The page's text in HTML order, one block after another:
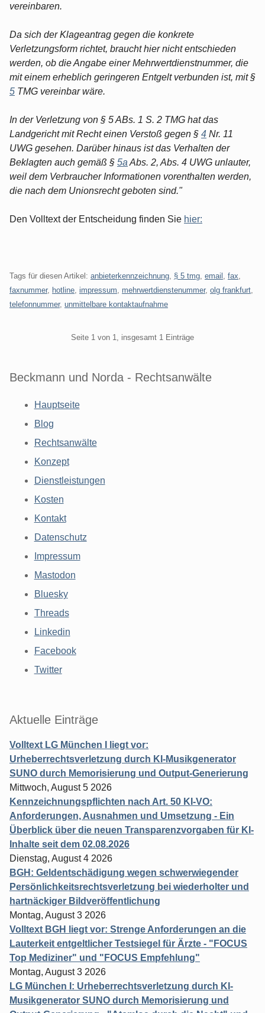
vereinbaren.
Da sich der Klageantrag gegen die konkrete
Verletzungsform richtet, braucht hier nicht entschieden
werden, ob die Angabe einer Mehrwertdienstnummer, die
mit einem erheblich geringeren Entgelt verbunden ist, mit §
5 TMG vereinbar wäre.
In der Verletzung von § 5 ABs. 1 S. 2 TMG hat das
Landgericht mit Recht einen Verstoß gegen § 4 Nr. 11
UWG gesehen. Darüber hinaus ist das Verhalten der
Beklagten auch gemäß § 5a Abs. 2, Abs. 4 UWG unlauter,
weil dem Verbraucher Informationen vorenthalten werden,
die nach dem Unionsrecht geboten sind."
Den Volltext der Entscheidung finden Sie hier:
Tags für diesen Artikel: anbieterkennzeichnung § 5 tmg email fax
faxnummer, hotline impressum mehrwertdienstenummer, olg frankfurt
telefonnummer, unmittelbare kontaktaufnahme
Seite 1 von 1, insgesamt 1 Einträge
Beckmann und Norda - Rechtsanwälte
Hauptseite
Blog
Rechtsanwälte
Konzept
Dienstleistungen
Kosten
Kontakt
Datenschutz
Impressum
Mastodon
Bluesky
Threads
Linkedin
Facebook
Twitter
Aktuelle Einträge
Volltext LG München I liegt vor:
Urheberrechtsverletzung durch KI-Musikgenerator
SUNO durch Memorisierung und Output-Generierung
Mittwoch, August 5 2026
Kennzeichnungspflichten nach Art. 50 KI-VO:
Anforderungen, Ausnahmen und Umsetzung - Ein
Überblick über die neuen Transparenzvorgaben für KI-
Inhalte seit dem 02.08.2026
Dienstag, August 4 2026
BGH: Geldentschädigung wegen schwerwiegender
Persönlichkeitsrechtsverletzung bei wiederholter und
hartnäckiger Bildveröffentlichung
Montag, August 3 2026
Volltext BGH liegt vor: Strenge Anforderungen an die
Lauterkeit entgeltlicher Testsiegel für Ärzte - "FOCUS
Top Mediziner" und "FOCUS Empfehlung"
Montag, August 3 2026
LG München I: Urheberrechtsverletzung durch KI-
Musikgenerator SUNO durch Memorisierung und